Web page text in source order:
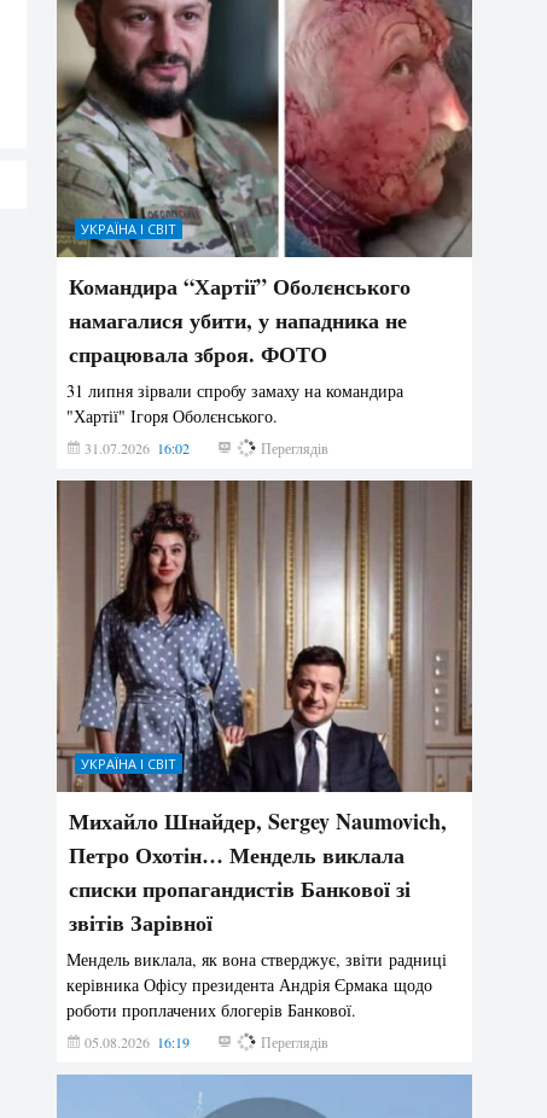
УКРАЇНА І СВІТ
Командира “Хартії” Оболєнського
намагалися убити, у нападника не
спрацювала зброя. ФОТО
31 липня зірвали спробу замаху на командира
"Хартії" Ігоря Оболєнського.
31.07.2026 16:02 193 Переглядів
УКРАЇНА І СВІТ
Михайло Шнайдер, Sergey Naumovich,
Петро Охотін… Мендель виклала
списки пропагандистів Банкової зі
звітів Зарівної
Мендель виклала, як вона стверджує, звіти радниці
керівника Офісу президента Андрія Єрмака щодо
роботи проплачених блогерів Банкової.
05.08.2026 16:19 192 Переглядів